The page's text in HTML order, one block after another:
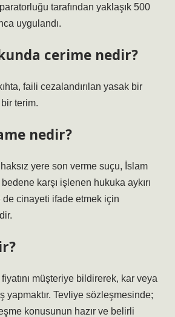
tarafından yaklaşık 500
uygulandı.
cerime nedir?
faili cezalandırılan yasak bir
terim.
nedir?
yere son verme suçu, İslam
karşı işlenen hukuka aykırı
cinayeti ifade etmek için
müşteriye bildirerek, kar veya
yapmaktır. Tevliye sözleşmesinde;
konusunun hazır ve belirli